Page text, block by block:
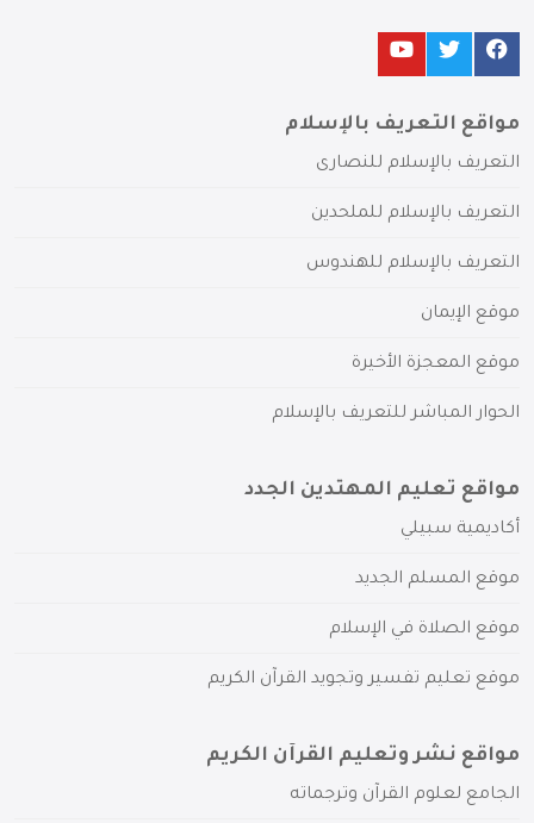
مواقع التعريف بالإسلام
التعريف بالإسلام للنصارى
التعريف بالإسلام للملحدين
التعريف بالإسلام للهندوس
موقع الإيمان
موقع المعجزة الأخيرة
الحوار المباشر للتعريف بالإسلام
مواقع تعليم المهتدين الجدد
أكاديمية سبيلي
موقع المسلم الجديد
موقع الصلاة في الإسلام
موقع تعليم تفسير وتجويد القرآن الكريم
مواقع نشر وتعليم القرآن الكريم
الجامع لعلوم القرآن وترجماته